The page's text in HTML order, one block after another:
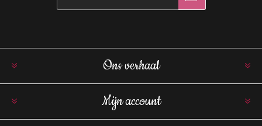
Ons verhaal
Mijn account